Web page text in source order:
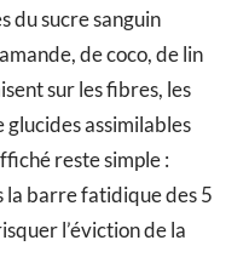
du sucre sanguin
de coco, de lin
sur les fibres, les
assimilables
reste simple :
la barre fatidique des 5
l’éviction de la